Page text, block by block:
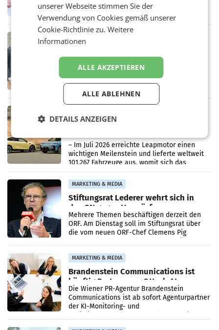
laufenden Modernisierungsoffensive
erneuert Penny zwei Filialen in Nieder- und
Oberösterreich. Die beiden Standorte liegen
in Haag sowie im rund
Albrecht setzt ab 1.1.2027 auf Adeg
WIENER NEUDORF. – Die geplante
Zusammenarbeit zwischen Adeg und dem
Vorarlberger Kaufmann Jürgen Albrecht ist
kartellrechtlich freigegeben: Die
Bundeswettbewerbsbehörde und der
Rekordergebnis im Juli: Leapmotor
überschreitet die 100.000er-Marke
– Im Juli 2026 erreichte Leapmotor einen
wichtigen Meilenstein und lieferte weltweit
101.267 Fahrzeuge aus, womit sich das
Ergebnis gegenüber Juli 2025 mehr als
verdoppelte (+102
MARKETING & MEDIA
Stiftungsrat Lederer wehrt sich in
den SN gegen Vorwürfe
Mehrere Themen beschäftigen derzeit den
ORF. Am Dienstag soll im Stiftungsrat über
die vom neuen ORF-Chef Clemens Pig
MARKETING & MEDIA
Brandenstein Communications ist
künftig Partner von OtterlyAI
Die Wiener PR-Agentur Brandenstein
Communications ist ab sofort Agenturpartner
der KI-Monitoring- und
unserer Webseite stimmen Sie der
Verwendung von Cookies gemäß unserer
Cookie-Richtlinie zu.Weitere
Informationen
ALLE AKZEPTIEREN
ALLE ABLEHNEN
DETAILS ANZEIGEN